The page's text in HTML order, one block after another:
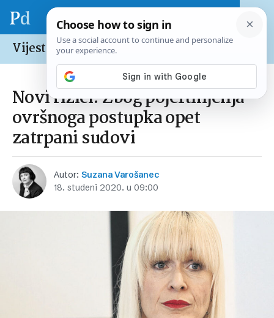
Vijesti /Hrvatska
Novi rizici: Zbog pojeftinjenja
ovršnoga postupka opet
zatrpani sudovi
Autor: Suzana Varošanec
18. studeni 2020. u 09:00